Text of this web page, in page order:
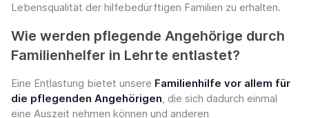
Lebensqualität der hilfebedürftigen Familien zu erhalten.
Wie werden pflegende Angehörige durch
Familienhelfer in Lehrte entlastet?
Eine Entlastung bietet unsere Familienhilfe vor allem für
die pflegenden Angehörigen, die sich dadurch einmal
eine Auszeit nehmen können und anderen